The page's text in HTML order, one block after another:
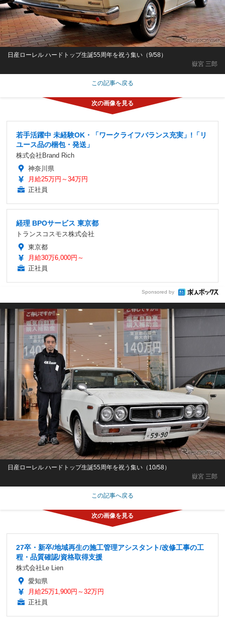
嶽宮 三郎
日産ローレル ハードトップ生誕55周年を祝う集い（9/58）
この記事へ戻る
若手活躍中 未経験OK・「ワークライフバランス充実」!「リ
ユース品の梱包・発送」
株式会社Brand Rich
神奈川県
月給25万円～34万円
正社員
経理 BPOサービス 東京都
トランスコスモス株式会社
東京都
月給30万6,000円～
正社員
Sponsored by
嶽宮 三郎
日産ローレル ハードトップ生誕55周年を祝う集い（10/58）
この記事へ戻る
27卒・新卒/地域再生の施工管理アシスタント/改修工事の工
程・品質確認/資格取得支援
株式会社Le Lien
愛知県
月給25万1,900円～32万円
正社員